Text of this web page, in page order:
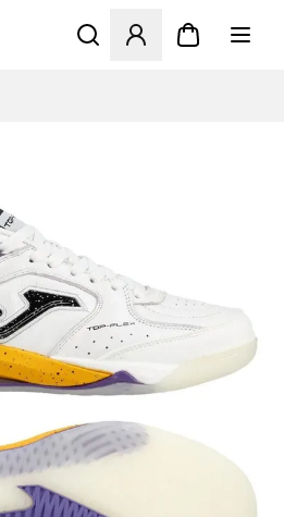
Abre un modal para iniciar